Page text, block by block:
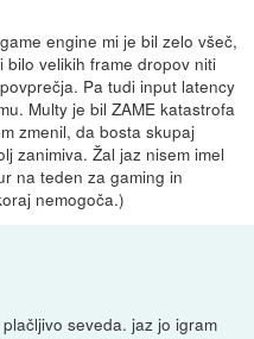
engine mi je bil zelo všeč,
velikih frame dropov niti
Pa tudi input latency
Multy je bil ZAME katastrofa
zmenil, da bosta skupaj
zanimiva. Žal jaz nisem imel
na teden za gaming in
nemogoča.)
seveda. jaz jo igram